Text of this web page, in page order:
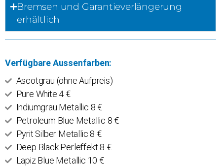
Bremsen und Garantieverlängerung
erhältlich
Verfügbare Aussenfarben:
Ascotgrau (ohne Aufpreis)
Pure White 4 €
Indiumgrau Metallic 8 €
Petroleum Blue Metallic 8 €
Pyrit Silber Metallic 8 €
Deep Black Perleffekt 8 €
Lapiz Blue Metallic 10 €